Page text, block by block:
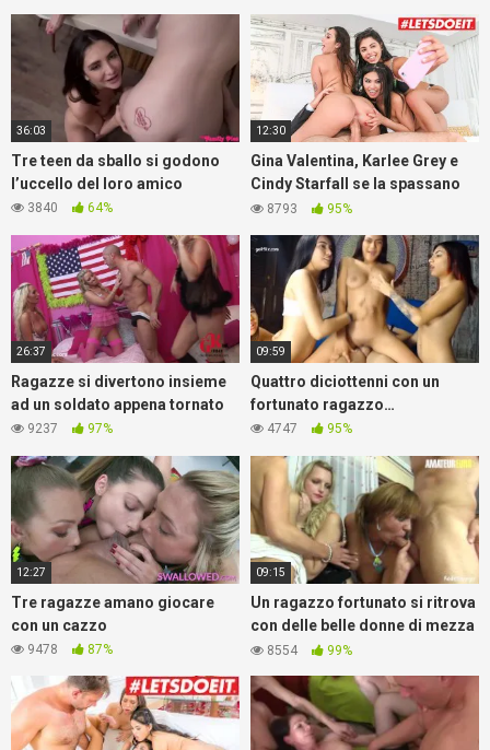
36:03
Tre teen da sballo si godono
l’uccello del loro amico
3840 64%
12:30
Gina Valentina, Karlee Grey e
Cindy Starfall se la spassano
con un bel ragazzone
8793 95%
26:37
Ragazze si divertono insieme
ad un soldato appena tornato
9237 97%
09:59
Quattro diciottenni con un
fortunato ragazzo…
4747 95%
12:27
Tre ragazze amano giocare
con un cazzo
9478 87%
09:15
Un ragazzo fortunato si ritrova
con delle belle donne di mezza
età8554 99%